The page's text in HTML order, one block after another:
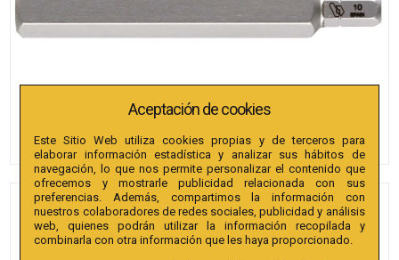
PUNTAS BIANDITZ
HEXAGONAL 8 X 72MM 10MM
Aceptación de cookies
Este Sitio Web utiliza cookies propias y de terceros para
elaborar información estadística y analizar sus hábitos de
navegación, lo que nos permite personalizar el contenido que
ofrecemos y mostrarle publicidad relacionada con sus
preferencias. Además, compartimos la información con
nuestros colaboradores de redes sociales, publicidad y análisis
web, quienes podrán utilizar la información recopilada y
combinarla con otra información que les haya proporcionado.